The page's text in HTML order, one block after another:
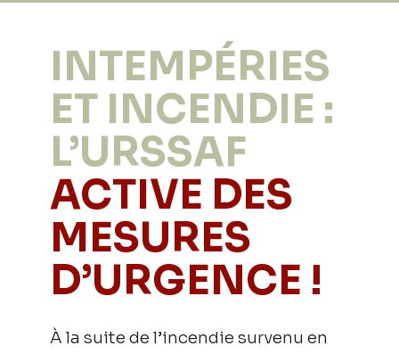
INTEMPÉRIES
ET INCENDIE :
L’URSSAF
ACTIVE DES
MESURES
D’URGENCE !
À la suite de l’incendie survenu en